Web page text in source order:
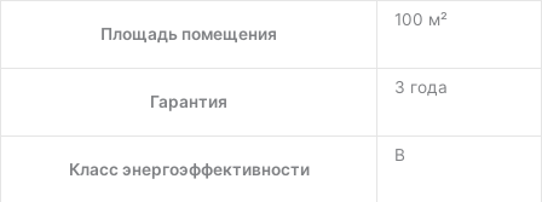
Площадь помещения
100 м²
Гарантия
3 года
Класс энергоэффективности
B